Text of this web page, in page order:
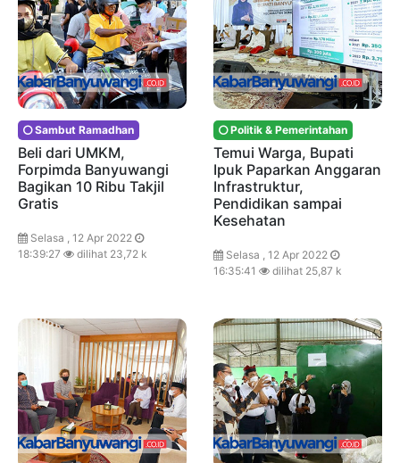
Sambut Ramadhan
Beli dari UMKM,
Forpimda Banyuwangi
Bagikan 10 Ribu Takjil
Gratis
Selasa , 12 Apr 2022
18:39:27
dilihat 23,72 k
Politik & Pemerintahan
Temui Warga, Bupati
Ipuk Paparkan Anggaran
Infrastruktur,
Pendidikan sampai
Kesehatan
Selasa , 12 Apr 2022
16:35:41
dilihat 25,87 k